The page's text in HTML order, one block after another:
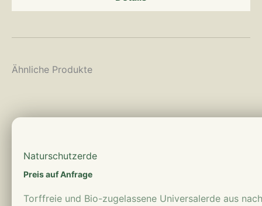
Ähnliche Produkte
Naturschutzerde
Preis auf Anfrage
Torffreie und Bio-zugelassene Universalerde aus